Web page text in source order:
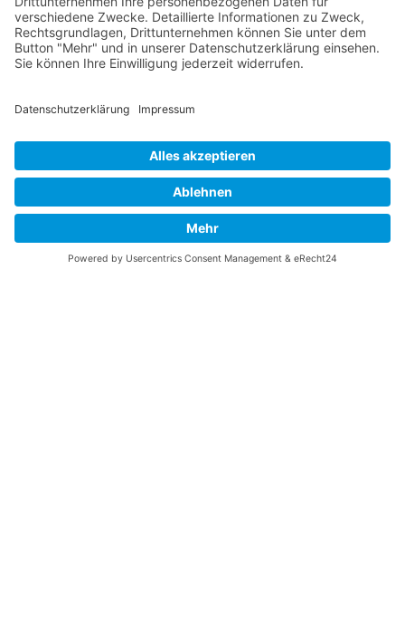
B-17 Fan Store
Links
Fortress? Ich könnte Ihnen helfen, die Informationen
zu finden, die Sie suchen? Ich würde mich sehr
freuen, wenn Sie meine Arbeit jetzt mitPayPal